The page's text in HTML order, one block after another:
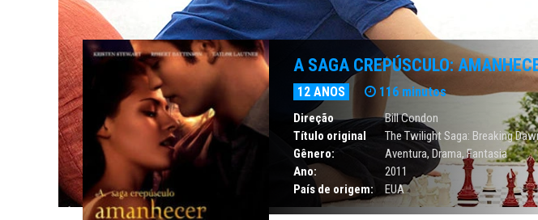
A SAGA CREPÚSCULO:
12 ANOS 116 minutos
Direção
Bill Condon
Título original
The Twilight Saga: Breaking
Gênero:
Aventura,Drama,Fantasia
Ano:
2011
País de origem:
EUA